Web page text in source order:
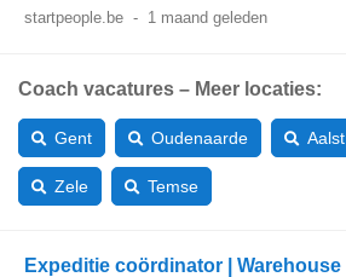
startpeople.be - 1 maand geleden
Coach vacatures – Meer locaties:
Gent Oudenaarde Aalst
Zele Temse
Expeditie coördinator | Warehouse